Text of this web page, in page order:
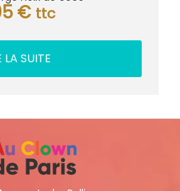
€ ttc
LA SUITE